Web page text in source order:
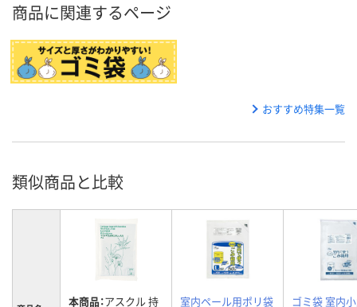
商品に関連するページ
おすすめ特集一覧
類似商品と比較
本商品：アスクル 持
室内ペール用ポリ袋
ゴミ袋 室内